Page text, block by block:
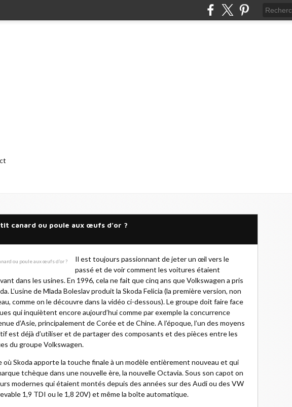
canard ou poule aux œufs d’or ?
Il est toujours passionnant de jeter un œil vers le
passé et de voir comment les voitures étaient
dans les usines. En 1996, cela ne fait que cinq ans que Volkswagen a pris
L’usine de Mlada Boleslav produit la Skoda Felicia (la première version, non
comme on le découvre dans la vidéo ci-dessous). Le groupe doit faire face
qui inquiètent encore aujourd’hui comme par exemple la concurrence
d’Asie, principalement de Corée et de Chine. A l’époque, l’un des moyens
est déjà d’utiliser et de partager des composants et des pièces entre les
du groupe Volkswagen.
où Skoda apporte la touche finale à un modèle entièrement nouveau et qui
tchèque dans une nouvelle ère, la nouvelle Octavia. Sous son capot on
modernes qui étaient montés depuis des années sur des Audi ou des VW
1,9 TDI ou le 1,8 20V) et même la boîte automatique.